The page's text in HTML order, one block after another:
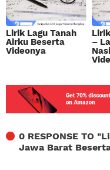
Lirik Lagu Tanah
Airku Beserta
Videonya
–
0 RESPONSE TO "
Jawa Barat